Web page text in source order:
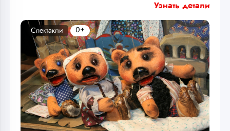
Узнать детали
Спектакли 0+